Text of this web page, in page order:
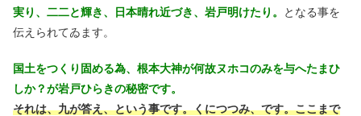
実り、二二と輝き、日本晴れ近づき、岩戸明けたり。
となる事を
伝えられてゐます。
国土をつくり固める為、根本大神が何故ヌホコのみを与へたまひ
しか？が岩戸ひらきの秘密です。
それは、九が答え、という事です。くにつつみ、です。ここまで